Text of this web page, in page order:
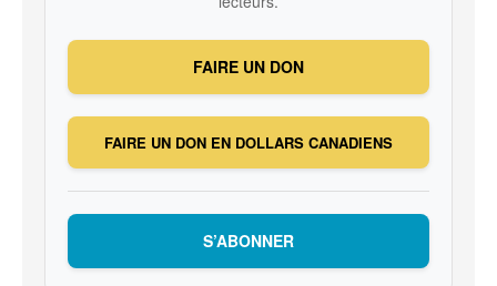
FAIRE UN DON
FAIRE UN DON EN DOLLARS CANADIENS
S’ABONNER